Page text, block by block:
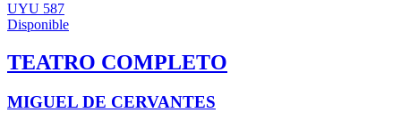
UYU 587
Disponible
TEATRO COMPLETO
MIGUEL DE CERVANTES